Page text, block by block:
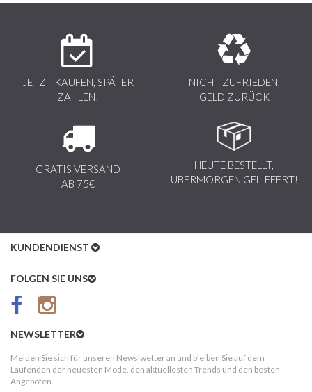
JETZT KAUFEN, SPÄTER
ZAHLEN!
NICHT ZUFRIEDEN,
GELD ZURÜCK
GRATIS VERSAND
AB 75€
HEUTE BESTELLT,
ÜBERMORGEN GELIEFERT!
KUNDENDIENST
Kundenservice
AGB
Kundeninformationen
FOLGEN SIE UNS
NEWSLETTER
Melden Sie sich für unseren Newslwetter an und bleiben Sie auf dem
Laufenden der neuesten Mode, den aktuellesten Trends und den besten
Angeboten.